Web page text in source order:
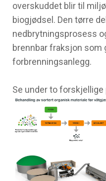
overskuddet blir til
biogjødsel. Den tørre
nedbrytningsprosess
brennbar fraksjon som
forbrenningsanlegg.
Se under to forskjellige